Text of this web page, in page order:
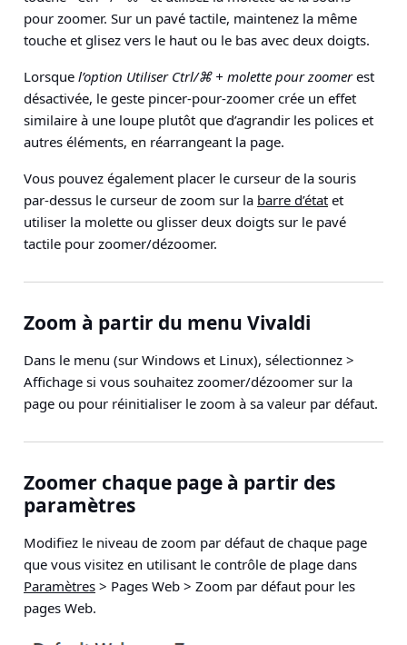
pour zoomer. Sur un pavé tactile, maintenez la même
touche et glisez vers le haut ou le bas avec deux doigts.
Lorsque l’option Utiliser Ctrl/⌘ + molette pour zoomerest
désactivée, le geste pincer-pour-zoomer crée un effet
similaire à une loupe plutôt que d’agrandir les polices et
autres éléments, en réarrangeant la page.
Vous pouvez également placer le curseur de la souris
par-dessus le curseur de zoom sur la barre d’état et
utiliser la molette ou glisser deux doigts sur le pavé
tactile pour zoomer/dézoomer.
Zoom à partir du menu Vivaldi
Dans le menu (sur Windows et Linux), sélectionnez >
Affichage si vous souhaitez zoomer/dézoomer sur la
page ou pour réinitialiser le zoom à sa valeur par défaut.
Zoomer chaque page à partir des
paramètres
Modifiez le niveau de zoom par défaut de chaque page
que vous visitez en utilisant le contrôle de plage dans
Paramètres > Pages Web > Zoom par défaut pour les
pages Web.